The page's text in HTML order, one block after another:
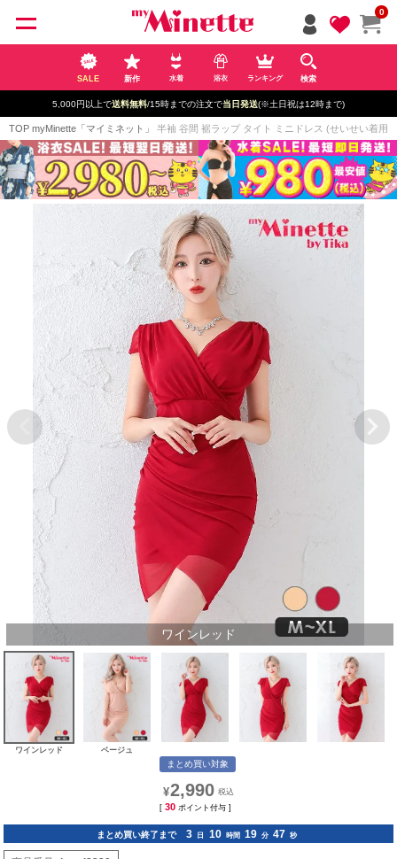
0
SALE 新作 水着 浴衣 ランキング 検索
5,000円以上で送料無料/15時までの注文で当日発送(※土日祝は12時まで)
TOP myMinette「マイミネット」 半袖 谷間 裾ラップ タイト ミニドレス (せいせい着用/
ワインレッド
ワインレッド ベージュ
まとめ買い対象
¥2,990
[ 30 ポイント付与 ]
まとめ買い終了まで 3 日 10 時間 19 分 46 秒
ペー
ジト
ップ